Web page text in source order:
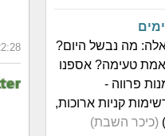
22:28 | 05/08/2026 | כ"ב
מה נבשל היום?
טעימה? אספנו
פרווה -
קניות ארוכות,
(כיכר השבת)